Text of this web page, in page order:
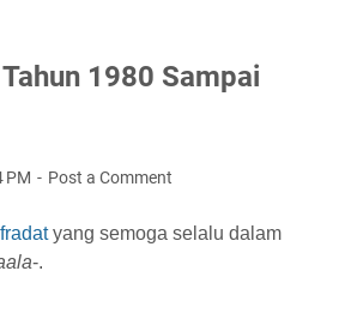
1980 Sampai
PM Post a Comment
yang semoga selalu dalam
-.